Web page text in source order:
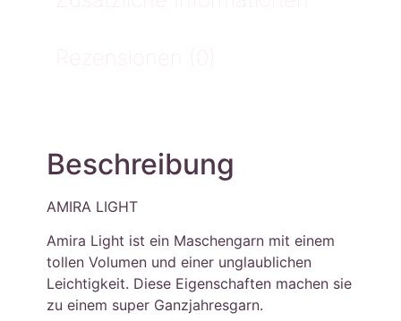
Beschreibung
AMIRA LIGHT
Amira Light ist ein Maschengarn mit einem
tollen Volumen und einer unglaublichen
Leichtigkeit. Diese Eigenschaften machen sie
zu einem super Ganzjahresgarn.